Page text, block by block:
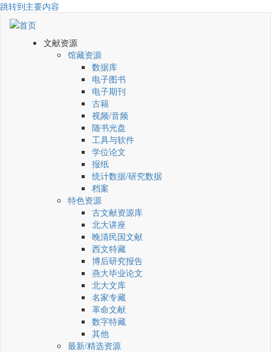
跳转到主要内容
文献资源
馆藏资源
数据库
电子图书
电子期刊
古籍
视频/音频
随书光盘
工具与软件
学位论文
报纸
统计数据/研究数据
档案
特色资源
古文献资源库
北大讲座
晚清民国文献
西文特藏
博后研究报告
燕大毕业论文
北大文库
名家专藏
革命文献
数字特藏
其他
最新/精选资源